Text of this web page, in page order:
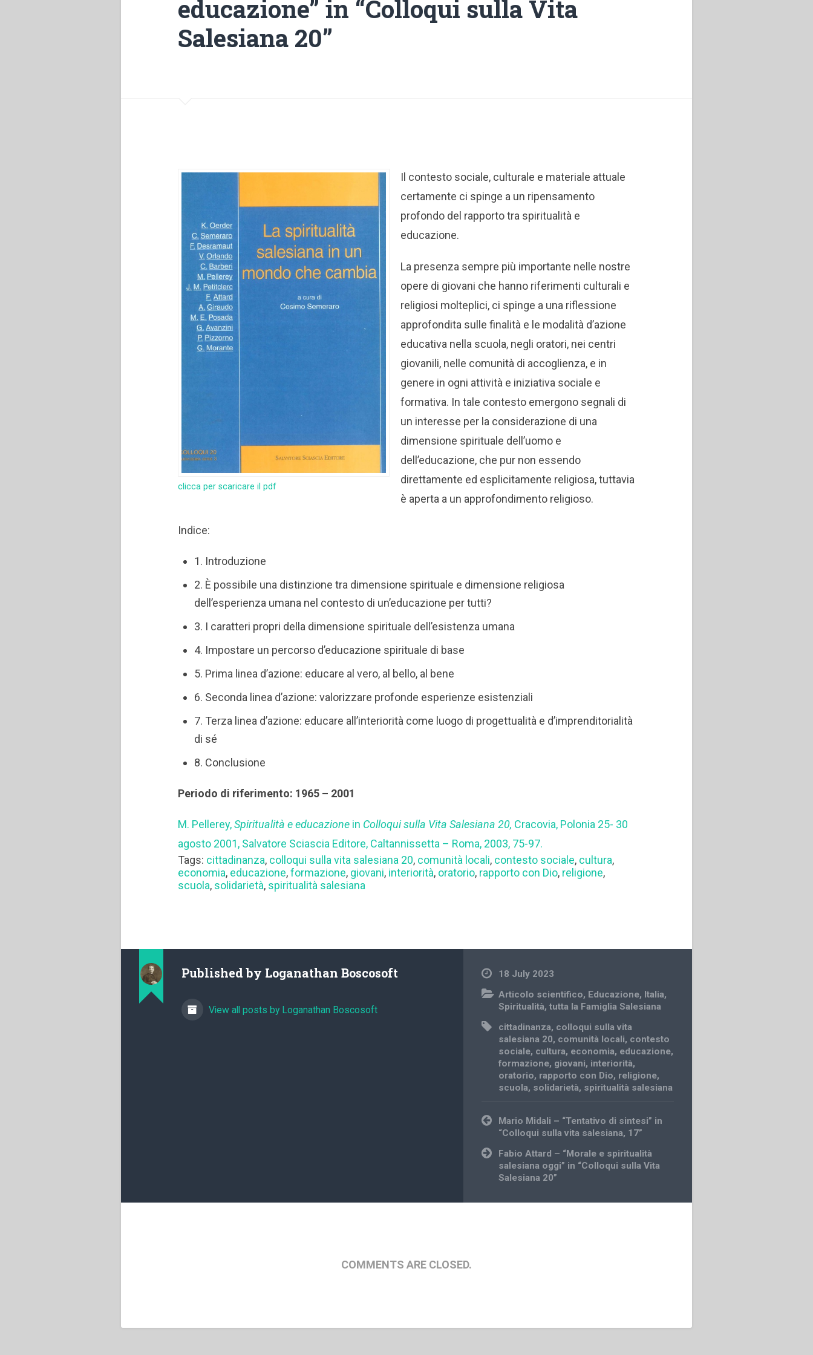
educazione” in “Colloqui sulla Vita
Salesiana 20”
clicca per scaricare il pdf
Il contesto sociale, culturale e materiale attuale
certamente ci spinge a un ripensamento
profondo del rapporto tra spiritualità e
educazione.
La presenza sempre più importante nelle nostre
opere di giovani che hanno riferimenti culturali e
religiosi molteplici, ci spinge a una riflessione
approfondita sulle finalità e le modalità d’azione
educativa nella scuola, negli oratori, nei centri
giovanili, nelle comunità di accoglienza, e in
genere in ogni attività e iniziativa sociale e
formativa. In tale contesto emergono segnali di
un interesse per la considerazione di una
dimensione spirituale dell’uomo e
dell’educazione, che pur non essendo
direttamente ed esplicitamente religiosa, tuttavia
è aperta a un approfondimento religioso.
Indice:
1. Introduzione
2. È possibile una distinzione tra dimensione spirituale e dimensione religiosa
dell’esperienza umana nel contesto di un’educazione per tutti?
3. I caratteri propri della dimensione spirituale dell’esistenza umana
4. Impostare un percorso d’educazione spirituale di base
5. Prima linea d’azione: educare al vero, al bello, al bene
6. Seconda linea d’azione: valorizzare profonde esperienze esistenziali
7. Terza linea d’azione: educare all’interiorità come luogo di progettualità e d’imprenditorialità
di sé
8. Conclusione
Periodo di riferimento: 1965 – 2001
M. Pellerey,Spiritualità e educazione in Colloqui sulla Vita Salesiana 20, Cracovia, Polonia 25- 30
agosto 2001, Salvatore Sciascia Editore, Caltannissetta – Roma, 2003, 75-97.
Tags: cittadinanza, colloqui sulla vita salesiana 20, comunità locali, contesto sociale, cultura,
economia, educazione,formazione, giovani, interiorità, oratorio, rapporto con Dio, religione,
scuola, solidarietà, spiritualità salesiana
Published by Loganathan Boscosoft
View all posts by Loganathan Boscosoft
18 July 2023
Articolo scientifico, Educazione, Italia,
Spiritualità,tutta la Famiglia Salesiana
cittadinanza, colloqui sulla vita
salesiana 20, comunità locali, contesto
sociale, cultura, economia, educazione,
formazione, giovani, interiorità,
oratorio, rapporto con Dio, religione,
scuola, solidarietà, spiritualità salesiana
Post
navigation
Mario Midali – “Tentativo di sintesi” in
“Colloqui sulla vita salesiana, 17”
Fabio Attard – “Morale e spiritualità
salesiana oggi” in “Colloqui sulla Vita
Salesiana 20”
COMMENTS ARE CLOSED.